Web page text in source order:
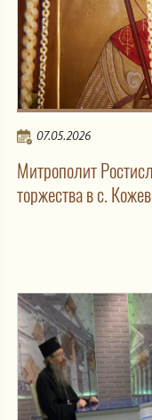
07.05.2026
Митрополит
торжества в с.